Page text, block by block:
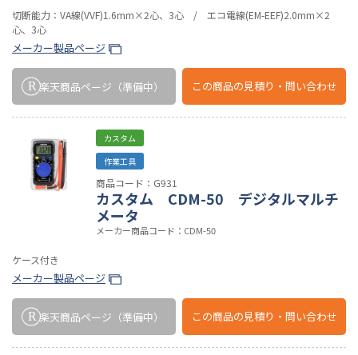
切断能力：VA線(VVF)1.6mm×2心、3心 / エコ電線(EM-EEF)2.0mm×2
心、3心
メーカー製品ページ
楽天商品ページ （準備中） この商品の見積り・問い合わせ
カスタム
作業工具
商品コード：G931
カスタム CDM-50 デジタルマルチ
メータ
メーカー商品コード：CDM-50
ケース付き
メーカー製品ページ
楽天商品ページ （準備中） この商品の見積り・問い合わせ